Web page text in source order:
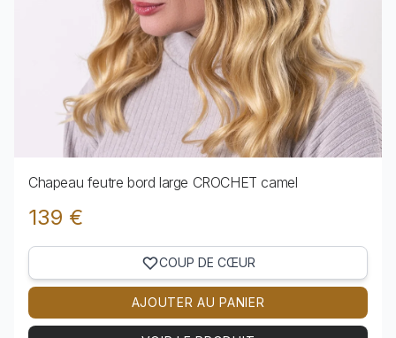
Chapeau feutre bord large CROCHET camel
139 €
COUP DE CŒUR
AJOUTER AU PANIER